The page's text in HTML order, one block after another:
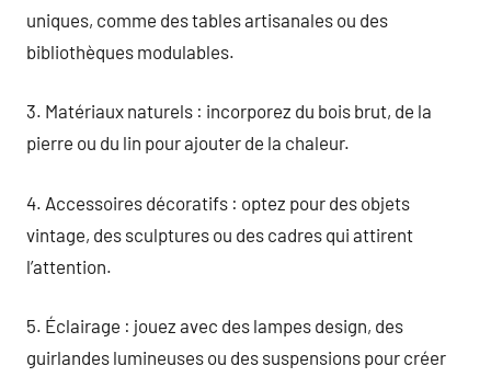
uniques, comme des tables artisanales ou des
bibliothèques modulables.
3. Matériaux naturels : incorporez du bois brut, de la
pierre ou du lin pour ajouter de la chaleur.
4. Accessoires décoratifs : optez pour des objets
vintage, des sculptures ou des cadres qui attirent
l’attention.
5. Éclairage : jouez avec des lampes design, des
guirlandes lumineuses ou des suspensions pour créer